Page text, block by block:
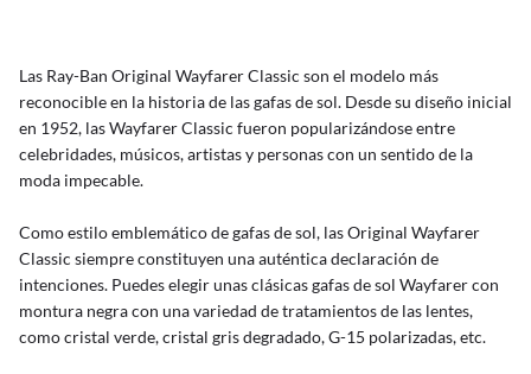
Las Ray-Ban Original Wayfarer Classic son el modelo más
reconocible en la historia de las gafas de sol. Desde su diseño inicial
en 1952, las Wayfarer Classic fueron popularizándose entre
celebridades, músicos, artistas y personas con un sentido de la
moda impecable.
Como estilo emblemático de gafas de sol, las Original Wayfarer
Classic siempre constituyen una auténtica declaración de
intenciones. Puedes elegir unas clásicas gafas de sol Wayfarer con
montura negra con una variedad de tratamientos de las lentes,
como cristal verde, cristal gris degradado, G-15 polarizadas, etc.